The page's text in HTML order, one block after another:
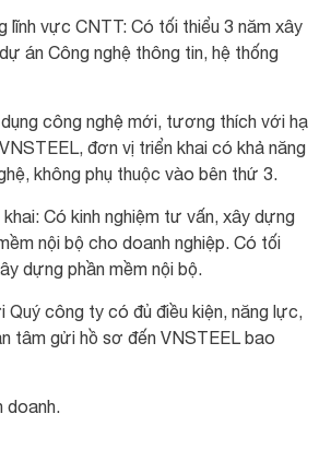
lĩnh vực CNTT: Có tối thiểu 3 năm xây
án Công nghệ thông tin, hệ thống
công nghệ mới, tương thích với hạ
đơn vị triển khai có khả năng
không phụ thuộc vào bên thứ 3.
khai: Có kinh nghiệm tư vấn, xây dựng
nội bộ cho doanh nghiệp. Có tối
dựng phần mềm nội bộ.
Quý công ty có đủ điều kiện, năng lực,
tâm gửi hồ sơ đến VNSTEEL bao
doanh.